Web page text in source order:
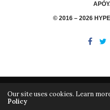
© 2016 – 2026
LIBRERÍA
Our site uses cookies. Learn
Policy